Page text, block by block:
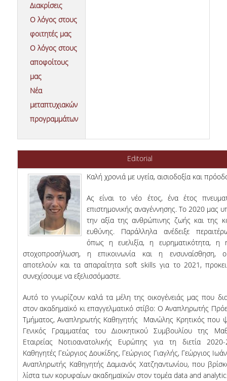
ΔΙΟΙΚΗΤΙΚΟ ΠΡΟΣΩΠΙΚΟ
ΜΗΤΡΩΟ ΜΕΛΩΝ ΤΜΗΜΑΤΟΣ
ΠΡΟΠΤΥΧΙΑΚΕΣ ΣΠΟΥΔΕΣ
ΟΔΗΓΟΣ ΚΑΙ ΚΑΤΕΥΘΥΝΣΕΙΣ ΣΠΟΥΔΩΝ
ΜΑΘΗΜΑΤΑ ΕΛΕΥΘΕΡΗΣ ΕΠΙΛΟΓΗΣ ΑΠΟ
ΒΡΑΒΕΙΑ ΕΡΓΑΣΙΩΝ
ΠΡΑΚΤΙΚΗ ΑΣΚΗΣΗ ΚΑΙ ΠΤΥΧΙΑΚΗ ΕΡΓΑΣΙΑ
ΕΥΚΑΙΡΙΕΣ ΓΙΑ ΠΡΑΚΤΙΚΗ ΑΣΚΗΣΗ
TESTIMONIALS ΠΡΑΚΤΙΚΗΣ ΑΣΚΗΣΗΣ
ΔΙΔΑΣΚΑΛΙΑ ΚΑΙ ΕΞΕΤΑΣΕΙΣ
TUTORS ΦΟΙΤΗΤΩΝ
ΜΕΤΑΠΤΥΧΙΑΚΕΣ ΣΠΟΥΔΕΣ
ΠΡΟΓΡΑΜΜΑΤΑ ΜΕΤΑΠΤΥΧΙΑΚΩΝ ΣΠΟΥΔΩΝ
ΔΙΔΑΚΤΟΡΙΚΟ ΠΡΟΓΡΑΜΜΑ
Διακρίσεις
Ο λόγος στους
φοιτητές μας
Ο λόγος στους
αποφοίτους
μας
Νέα
μεταπτυχιακών
προγραμμάτων
Editorial
Καλή χρονιά με υγεία, αισιοδοξία και
Ας είναι το νέο έτος, ένα έτος
επιστημονικής αναγέννησης. Το 2020 μας
την αξία της ανθρώπινης ζωής και της
ευθύνης. Παράλληλα ανέδειξε
όπως η ευελιξία, η ευρηματικότητα, η
στοχοπροσήλωση, η επικοινωνία και η ενσυναίσθηση,
αποτελούν και τα απαραίτητα soft skills για το 2021,
συνεχίσουμε να εξελισσόμαστε.
Αυτό το γνωρίζουν καλά τα μέλη της οικογένειάς μας που
στον ακαδημαϊκό κι επαγγελματικό στίβο: Ο Αναπληρωτής
Τμήματος, Αναπληρωτής Καθηγητής Μανώλης Κρητικός που
Γενικός Γραμματέας του Διοικητικού Συμβουλίου της
Εταιρείας Νοτιοανατολικής Ευρώπης για τη διετία
Καθηγητές Γεώργιος Δουκίδης, Γεώργιος Γιαγλής, Γεώργιος
Αναπληρωτής Καθηγητής Δαμιανός Χατζηαντωνίου, που
λίστα των κορυφαίων ακαδημαϊκών στον τομέα data and